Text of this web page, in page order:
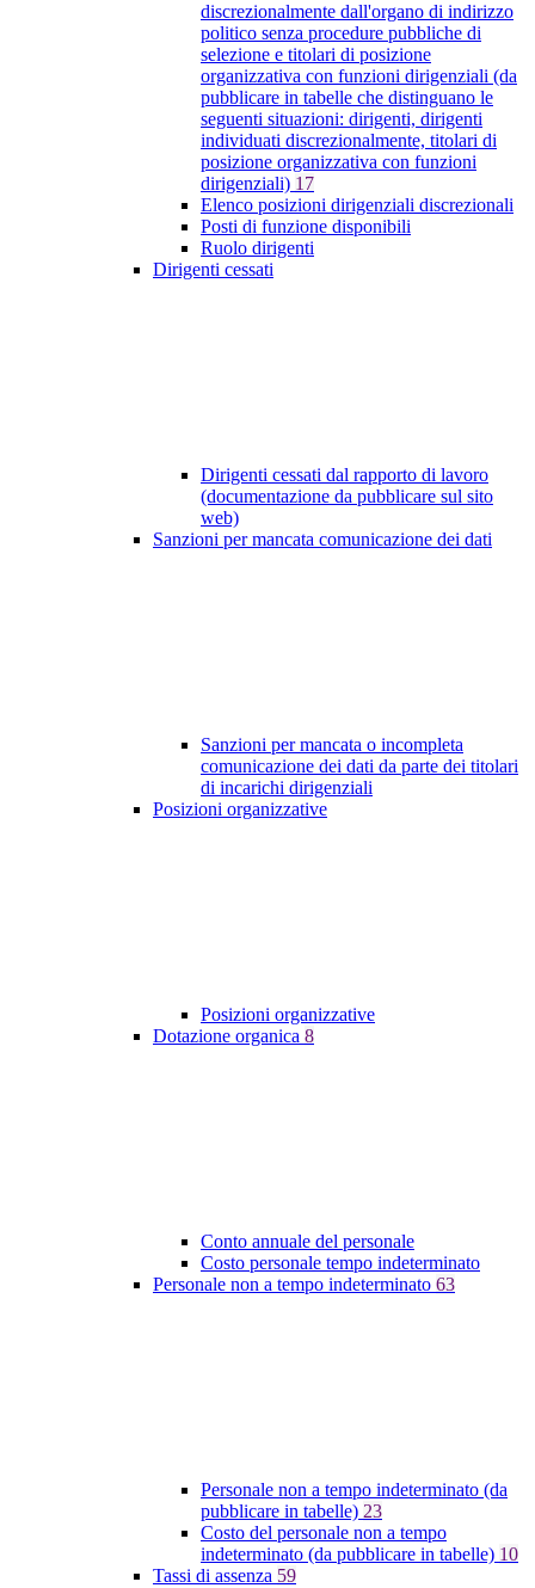
discrezionalmente dall'organo di indirizzo
politico senza procedure pubbliche di
selezione e titolari di posizione
organizzativa con funzioni dirigenziali (da
pubblicare in tabelle che distinguano le
seguenti situazioni: dirigenti, dirigenti
individuati discrezionalmente, titolari di
posizione organizzativa con funzioni
dirigenziali) 17
Elenco posizioni dirigenziali discrezionali
Posti di funzione disponibili
Ruolo dirigenti
Dirigenti cessati
Dirigenti cessati dal rapporto di lavoro
(documentazione da pubblicare sul sito
web)
Sanzioni per mancata comunicazione dei dati
Sanzioni per mancata o incompleta
comunicazione dei dati da parte dei titolari
di incarichi dirigenziali
Posizioni organizzative
Posizioni organizzative
Dotazione organica 8
Conto annuale del personale
Costo personale tempo indeterminato
Personale non a tempo indeterminato 63
Personale non a tempo indeterminato (da
pubblicare in tabelle) 23
Costo del personale non a tempo
indeterminato (da pubblicare in tabelle) 10
Tassi di assenza 59